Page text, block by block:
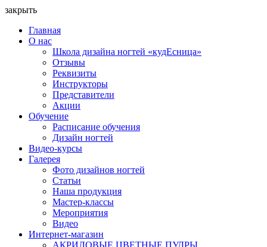
закрыть
Главная
О нас
Школа дизайна ногтей «кудЕсница»
Отзывы
Реквизиты
Инструкторы
Представители
Акции
Обучение
Расписание обучения
Дизайн ногтей
Видео-курсы
Галерея
Фото дизайнов ногтей
Статьи
Наша продукция
Мастер-классы
Мероприятия
Видео
Интернет-магазин
АКРИЛОВЫЕ ЦВЕТНЫЕ ПУДРЫ